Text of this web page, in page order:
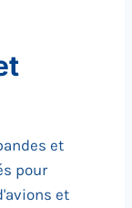
et
pour
et